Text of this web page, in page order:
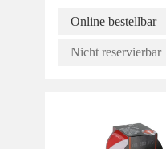
Online bestellbar
Nicht reservierbar